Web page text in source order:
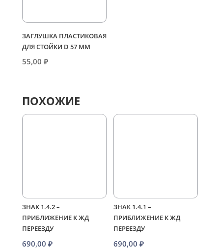
ЗАГЛУШКА ПЛАСТИКОВАЯ
ДЛЯ СТОЙКИ D 57 ММ
55,00 ₽
ПОХОЖИЕ
ЗНАК 1.4.2 –
ПРИБЛИЖЕНИЕ К ЖД
ПЕРЕЕЗДУ
690,00 ₽
ЗНАК 1.4.1 –
ПРИБЛИЖЕНИЕ К ЖД
ПЕРЕЕЗДУ
690,00₽